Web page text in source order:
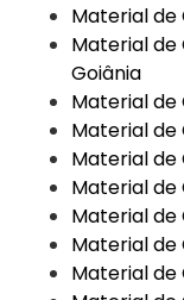
Material
Material de
Goiânia
Material de
Material
Material de
Material de
Material de
Material de
Material de